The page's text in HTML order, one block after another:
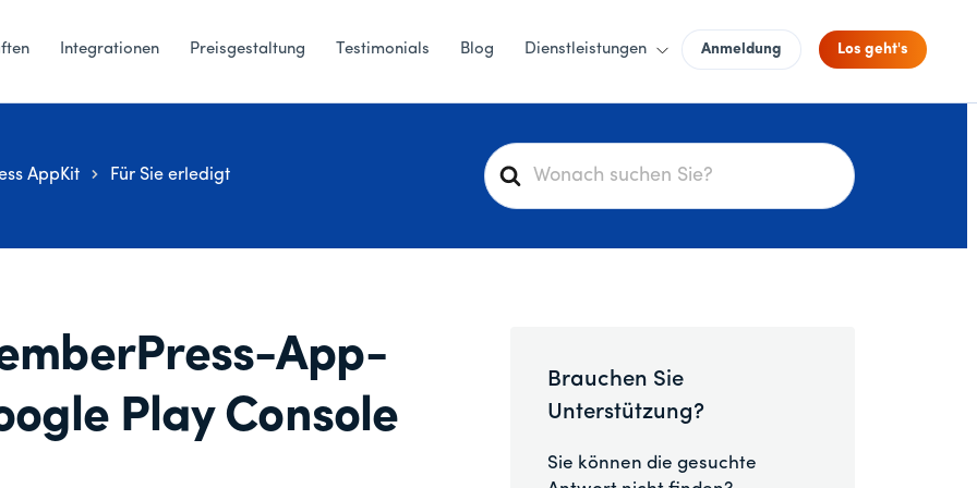
Integrationen Preisgestaltung Testimonials Blog Dienstleistungen Anmeldung Los geht's
S
u
AppKit Für Sie erledigt
App-
Play Console
Brauchen Sie
Unterstützung?
Sie können die gesuchte